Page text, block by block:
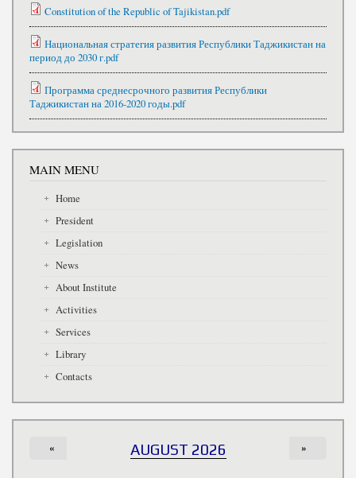
Constitution of the Republic of Tajikistan.pdf
Национальная стратегия развития Республики Таджикистан на
период до 2030 г.pdf
Программа среднесрочного развития Республики
Таджикистан на 2016-2020 годы.pdf
MAIN MENU
Home
President
Legislation
News
About Institute
Activities
Services
Library
Contacts
AUGUST 2026
« »